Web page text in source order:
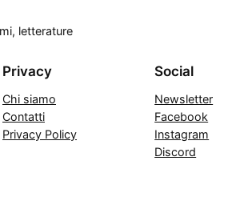
letterature
Privacy
Chi siamo
Contatti
Privacy Policy
Social
Newsletter
Facebook
Instagram
Discord